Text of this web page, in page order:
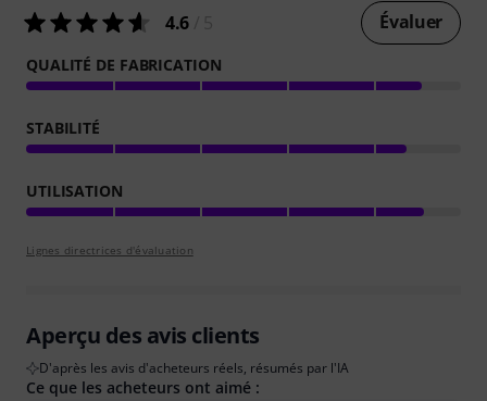
4.6 Évaluer
QUALITÉ DE FABRICATION
STABILITÉ
UTILISATION
Lignes directrices d'évaluation
Aperçu des avis clients
D'après les avis d'acheteurs réels, résumés par l'IA
Ce que les acheteurs ont aimé :